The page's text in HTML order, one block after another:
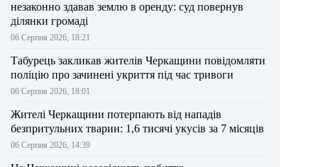
незаконно здавав землю в оренду: суд повернув
ділянки громаді
06 Серпня 2026, 18:21
Табурець закликав жителів Черкащини повідомляти
поліцію про зачинені укриття під час тривоги
06 Серпня 2026, 18:01
Жителі Черкащини потерпають від нападів
безпритульних тварин: 1,6 тисячі укусів за 7 місяців
06 Серпня 2026, 14:39